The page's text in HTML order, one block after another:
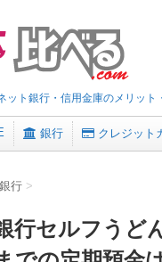
ット銀行・信用金庫のメリット
銀行 クレジット
銀行 >
行セルフうど